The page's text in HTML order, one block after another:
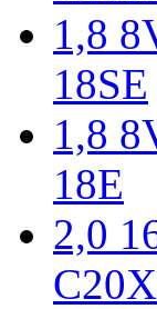
1,8
18SE
1,8
18E
2,0